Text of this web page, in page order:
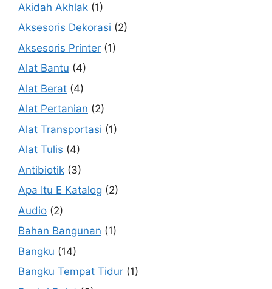
Akidah Akhlak (1)
Aksesoris Dekorasi (2)
Aksesoris Printer (1)
Alat Bantu (4)
Alat Berat (4)
Alat Pertanian (2)
Alat Transportasi (1)
Alat Tulis (4)
Antibiotik (3)
Apa Itu E Katalog (2)
Audio (2)
Bahan Bangunan (1)
Bangku (14)
Bangku Tempat Tidur (1)